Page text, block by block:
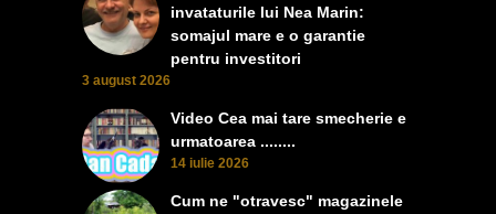
invataturile lui Nea Marin:
somajul mare e o garantie
pentru investitori
3 august 2026
Video Cea mai tare smecherie e
urmatoarea ........
14 iulie 2026
Cum ne "otravesc" magazinele